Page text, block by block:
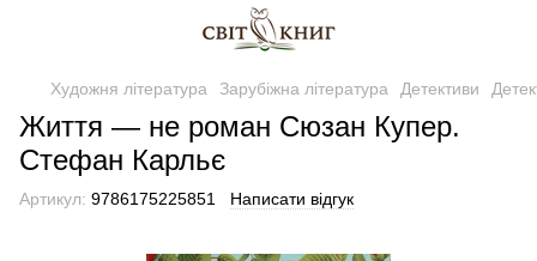
Художня література Зарубіжна література Детективи
Життя — не роман Сюзан Купер.
Стефан Карльє
Артикул: 9786175225851 Написати відгук